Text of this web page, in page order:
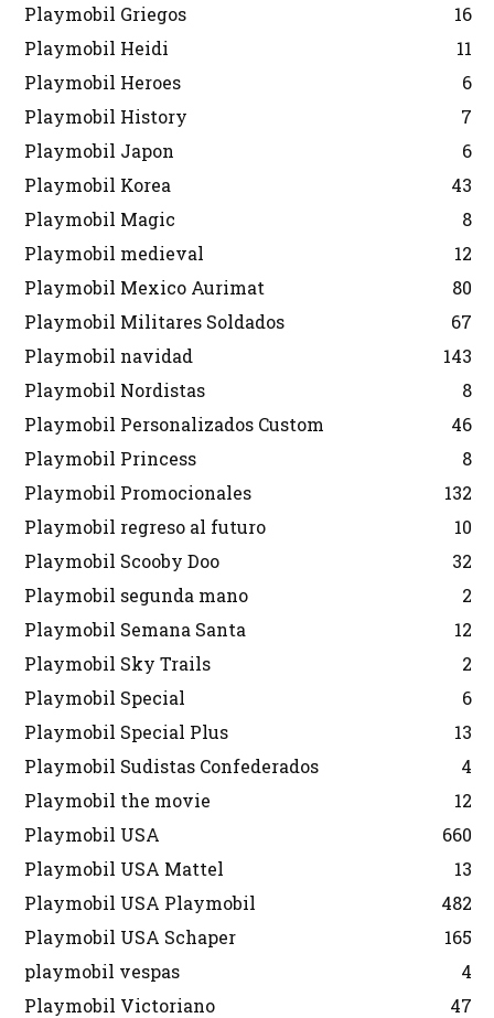
Playmobil Griegos
16
Playmobil Heidi
11
Playmobil Heroes
6
Playmobil History
7
Playmobil Japon
6
Playmobil Korea
43
Playmobil Magic
8
Playmobil medieval
12
Playmobil Mexico Aurimat
80
Playmobil Militares Soldados
67
Playmobil navidad
143
Playmobil Nordistas
8
Playmobil Personalizados Custom
46
Playmobil Princess
8
Playmobil Promocionales
132
Playmobil regreso al futuro
10
Playmobil Scooby Doo
32
Playmobil segunda mano
2
Playmobil Semana Santa
12
Playmobil Sky Trails
2
Playmobil Special
6
Playmobil Special Plus
13
Playmobil Sudistas Confederados
4
Playmobil the movie
12
Playmobil USA
660
Playmobil USA Mattel
13
Playmobil USA Playmobil
482
Playmobil USA Schaper
165
playmobil vespas
4
Playmobil Victoriano
47